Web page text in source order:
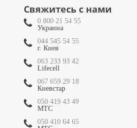
Свяжитесь с нами
0 800 21 54 55
Украина
044 545 54 55
г. Киев
063 233 93 42
Lifecell
067 659 29 18
Киевстар
050 419 43 49
МТС
050 410 64 65